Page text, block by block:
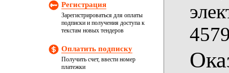
Регистрация
Зарегистрироваться для оплаты
подписки и получения доступа к
текстам новых тендеров
Оплатить подписку
Получить счет, ввести номер
платежки